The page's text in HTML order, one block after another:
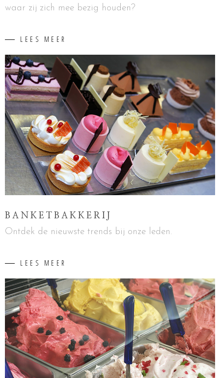
waar zij zich mee bezig houden?
LEES MEER
BANKETBAKKERIJ
Ontdek de nieuwste trends bij onze leden.
LEES MEER